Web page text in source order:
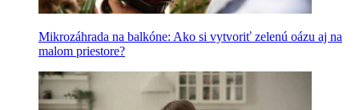
Mikrozáhrada na balkóne: Ako si vytvoriť zelenú oázu aj na
malom priestore?